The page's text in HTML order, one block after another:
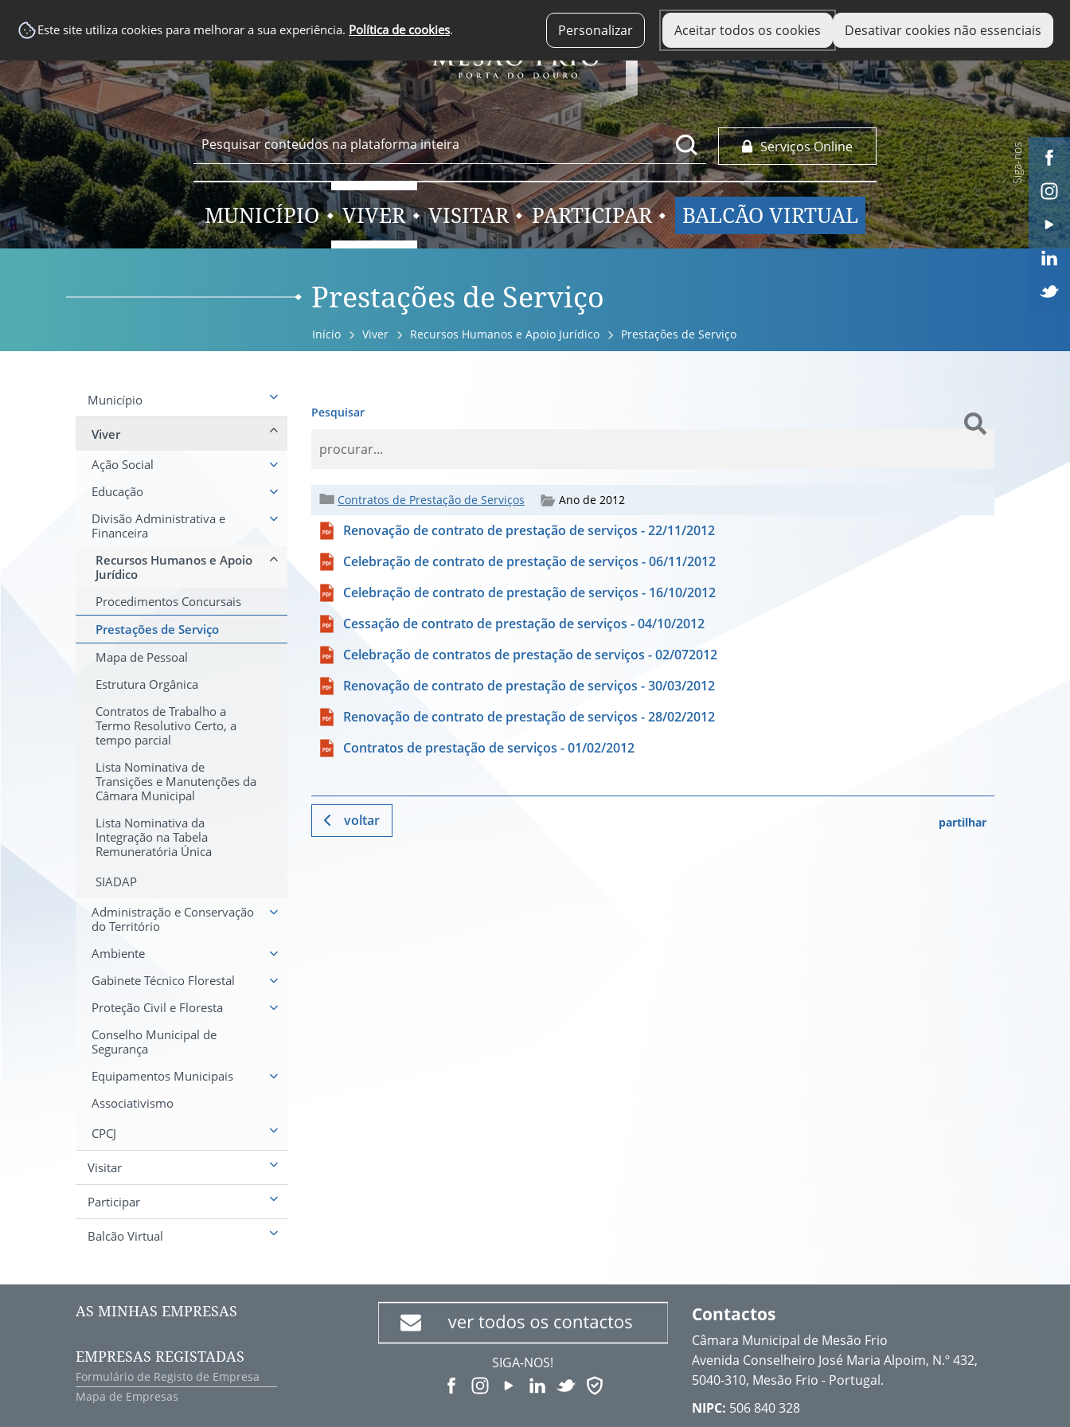
Este site utiliza cookies para melhorar a sua experiência. Política de cookies. Personalizar Aceitar todos os cookies Desativar cookies não essenciais
Serviços Online
MUNICÍPIO VIVER VISITAR PARTICIPAR BALCÃO VIRTUAL
Siga-nos
Prestações de Serviço
Início Viver Recursos Humanos e Apoio Jurídico Prestações de Serviço
Município
Viver
Ação Social
Educação
Divisão Administrativa e
Financeira
Recursos Humanos e Apoio
Jurídico
Procedimentos Concursais
Prestações de Serviço
Mapa de Pessoal
Estrutura Orgânica
Contratos de Trabalho a
Termo Resolutivo Certo, a
tempo parcial
Lista Nominativa de
Transições e Manutenções da
Câmara Municipal
Lista Nominativa da
Integração na Tabela
Remuneratória Única
SIADAP
Administração e Conservação
do Território
Ambiente
Gabinete Técnico Florestal
Proteção Civil e Floresta
Conselho Municipal de
Segurança
Equipamentos Municipais
Associativismo
CPCJ
Visitar
Participar
Balcão Virtual
Pesquisar
Contratos de Prestação de Serviços Ano de 2012
Renovação de contrato de prestação de serviços - 22/11/2012
Celebração de contrato de prestação de serviços - 06/11/2012
Celebração de contrato de prestação de serviços - 16/10/2012
Cessação de contrato de prestação de serviços - 04/10/2012
Celebração de contratos de prestação de serviços - 02/072012
Renovação de contrato de prestação de serviços - 30/03/2012
Renovação de contrato de prestação de serviços - 28/02/2012
Contratos de prestação de serviços - 01/02/2012
voltar partilhar
AS MINHAS EMPRESAS
EMPRESAS REGISTADAS
Formulário de Registo de Empresa
Mapa de Empresas
SIGA-NOS!
Contactos
Câmara Municipal de Mesão Frio
Avenida Conselheiro José Maria Alpoim, N.º 432,
5040-310, Mesão Frio - Portugal.
NIPC: 506 840 328